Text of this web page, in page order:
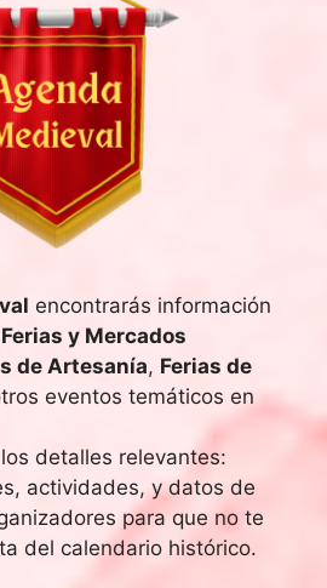
encontrarás información
Ferias y Mercados
de Artesanía, Ferias de
eventos temáticos en
detalles relevantes:
actividades, y datos de
para que no te
del calendario histórico.